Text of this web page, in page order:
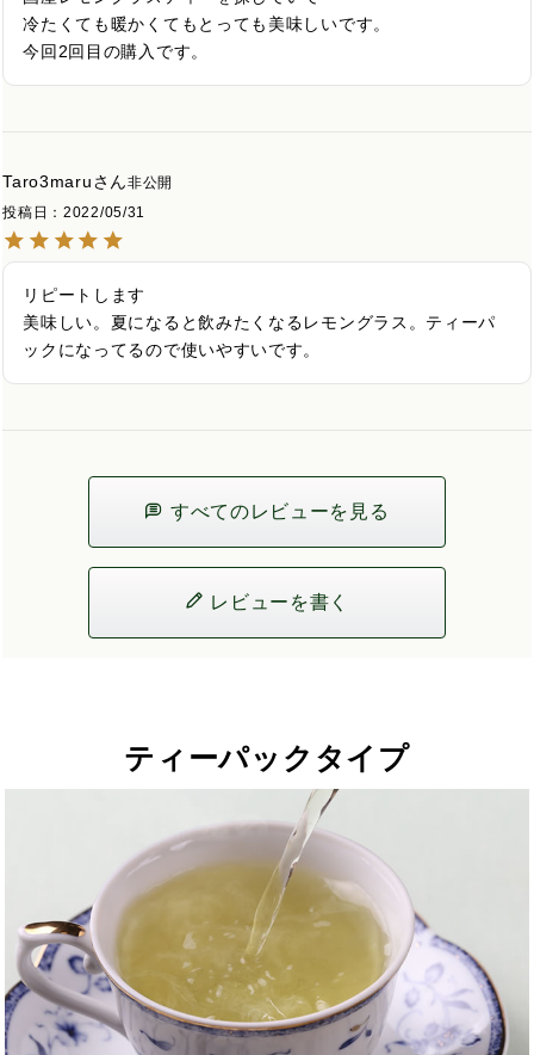
冷たくても暖かくてもとっても美味しいです。
Taro3maru
非公開
投稿日
2022/05/31
リピートします
美味しい。夏になると飲みたくなるレモングラス。ティーパ
ックになってるので使いやすいです。
すべてのレビューを見る
レビューを書く
ティーパックタイプ